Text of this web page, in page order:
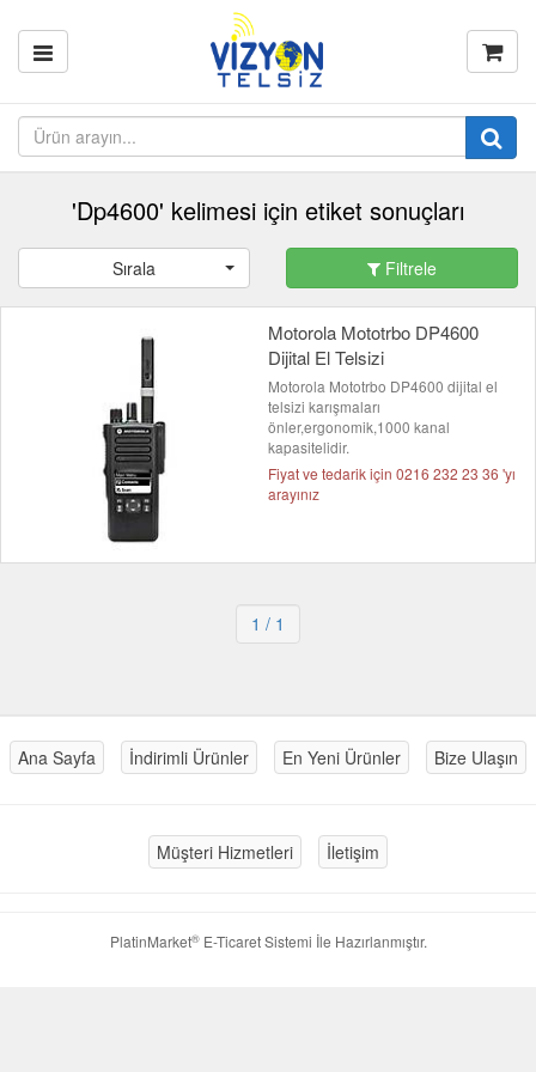
'Dp4600' kelimesi için etiket sonuçları
Sırala Filtrele
Motorola Mototrbo DP4600
Dijital El Telsizi
Motorola Mototrbo DP4600 dijital el
telsizi karışmaları
önler,ergonomik,1000 kanal
kapasitelidir.
Fiyat ve tedarik için 0216 232 23 36 'yı
arayınız
1 / 1
Ana Sayfa İndirimli Ürünler En Yeni Ürünler Bize Ulaşın
Müşteri Hizmetleri İletişim
PlatinMarket®E-Ticaret Sistemi İle Hazırlanmıştır.